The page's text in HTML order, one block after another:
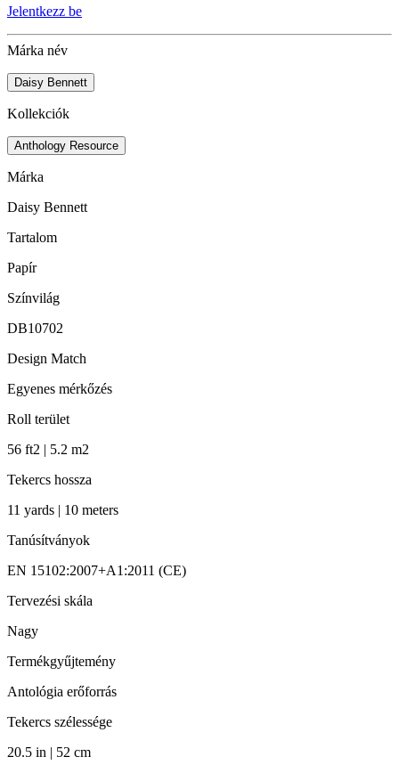
Jelentkezz be
Márka név
Daisy Bennett
Kollekciók
Anthology Resource
Márka
Daisy Bennett
Tartalom
Papír
Színvilág
DB10702
Design Match
Egyenes mérkőzés
Roll terület
56 ft2 | 5.2 m2
Tekercs hossza
11 yards | 10 meters
Tanúsítványok
EN 15102:2007+A1:2011 (CE)
Tervezési skála
Nagy
Termékgyűjtemény
Antológia erőforrás
Tekercs szélessége
20.5 in | 52 cm